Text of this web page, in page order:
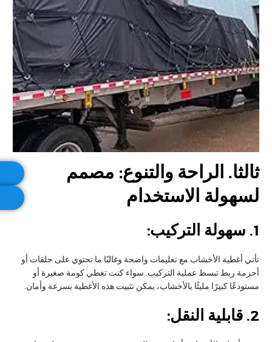
ثالثا. الراحة والتنوع: مصمم
لسهولة الاستخدام
1. سهولة التركيب:
تأتي أغطية الأخشاب مع تعليمات واضحة وغالبًا ما تحتوي على حلقات أو
أحزمة ربط تبسط عملية التركيب. سواء كنت تغطي كومة صغيرة أو
مستودعًا كبيرًا مليئًا بالأخشاب، يمكن تثبيت هذه الأغطية بسرعة وأمان.
2. قابلية النقل: